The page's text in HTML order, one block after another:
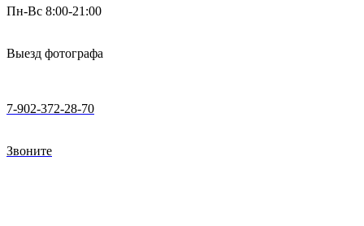
Пн-Вс 8:00-21:00
Выезд фотографа
7-902-372-28-70
Звоните